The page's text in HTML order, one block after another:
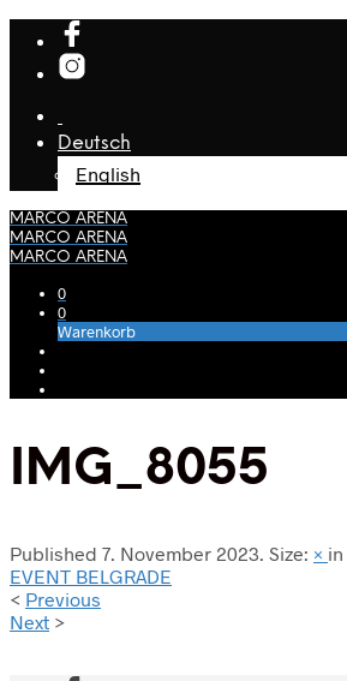
Deutsch
English
MARCO ARENA
MARCO ARENA
MARCO ARENA
0
0
Warenkorb
IMG_8055
Published 7. November 2023. Size: × in
EVENT BELGRADE
< Previous
Next >